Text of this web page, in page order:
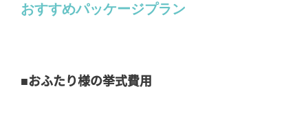
おすすめパッケージプラン
■おふたり様の挙式費用